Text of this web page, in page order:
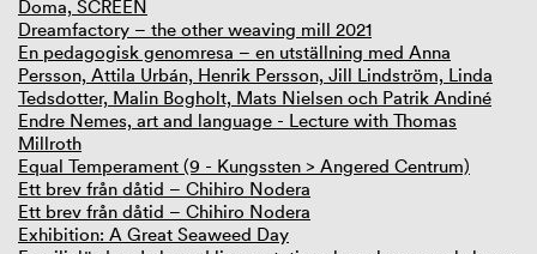
Doma, SCREEN
Dreamfactory – the other weaving mill 2021
En pedagogisk genomresa – en utställning med Anna
Persson, Attila Urbán, Henrik Persson, Jill Lindström, Linda
Tedsdotter, Malin Bogholt, Mats Nielsen och Patrik Andiné
Endre Nemes, art and language - Lecture with Thomas
Millroth
Equal Temperament (9 - Kungssten > Angered Centrum)
Ett brev från dåtid – Chihiro Nodera
Ett brev från dåtid – Chihiro Nodera
Exhibition: A Great Seaweed Day